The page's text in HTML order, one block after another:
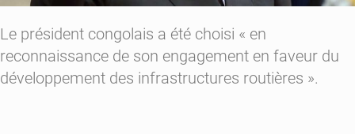
Le président congolais a été choisi « en
reconnaissance de son engagement en faveur du
développement des infrastructures routières ».